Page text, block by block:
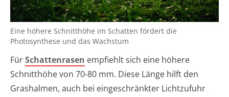
Eine höhere Schnitthöhe im Schatten fördert die
Photosynthese und das Wachstum
FürSchattenrasen empfiehlt sich eine höhere
Schnitthöhe von 70-80 mm. Diese Länge hilft den
Grashalmen, auch bei eingeschränkter Lichtzufuhr